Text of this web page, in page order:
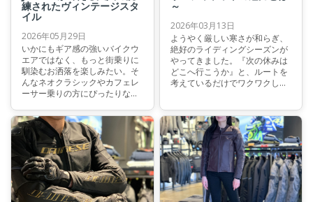
練されたヴィンテージスタ
イル
2026年05月29日
いかにもギア感の強いバイクウ
エアではなく、もっと街乗りに
馴染むお洒落を楽しみたい。そ
んなネオクラシックやカフェレ
ーサー乗りの方にぴったりなの
AIR TEX JACKET"です。 クラシ
カルで美しい佇まいはもちろ
ん、優れた通気性と安全性も兼
ね備えたこの夏の主役級ジャケ
ットの魅力を余すことなくお届
けします。
～
2026年03月13日
ようやく厳しい寒さが和らぎ、
絶好のライディングシーズンが
やってきました。『次の休みは
どこへ行こうか』と、ルートを
考えているだけでワクワクして
アを新調したくなる時期でもあ
りますが、私がこの季節に最も
おススメしたいのは、やはり
『レザージャケット』です。 今
回は、ダイネーゼのアイデンテ
ィティでもあるレザージャケッ
トの魅力を、改めて紐解いてい
きたいと思います。